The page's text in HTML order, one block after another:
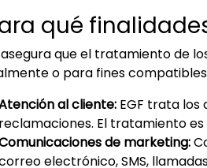
qué
asegura que el tratamiento de
o para fines
al cliente: EGF trata
reclamaciones. El tratamiento
de marketing:
electrónico, SMS,